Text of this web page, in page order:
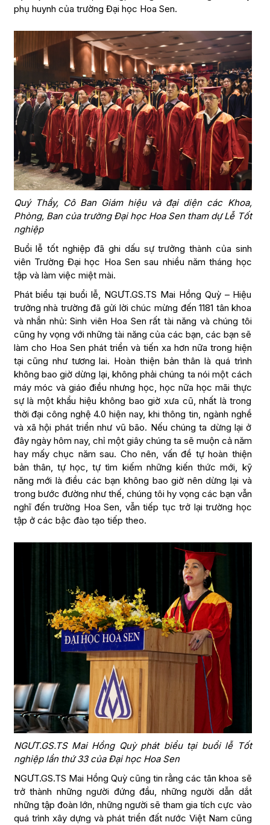
phụ huynh của trường Đại học Hoa Sen.
Quý Thầy, Cô Ban Giám hiệu và đại diện các Khoa,
Phòng, Ban của trường Đại học Hoa Sen tham dự Lễ Tốt
nghiệp
Buổi lễ tốt nghiệp đã ghi dấu sự trưởng thành của sinh
viên Trường Đại học Hoa Sen sau nhiều năm tháng học
tập và làm việc miệt mài.
Phát biểu tại buổi lễ, NGƯT.GS.TS Mai Hồng Quỳ – Hiệu
trưởng nhà trường đã gửi lời chúc mừng đến 1181 tân khoa
và nhắn nhủ: Sinh viên Hoa Sen rất tài năng và chúng tôi
cũng hy vọng với những tài năng của các bạn, các bạn sẽ
làm cho Hoa Sen phát triển và tiến xa hơn nữa trong hiện
tại cũng như tương lai. Hoàn thiện bản thân là quá trình
không bao giờ dừng lại, không phải chúng ta nói một cách
máy móc và giáo điều nhưng học, học nữa học mãi thực
sự là một khẩu hiệu không bao giờ xưa cũ, nhất là trong
thời đại công nghệ 4.0 hiện nay, khi thông tin, ngành nghề
và xã hội phát triển như vũ bão. Nếu chúng ta dừng lại ở
đây ngày hôm nay, chỉ một giây chúng ta sẽ muộn cả năm
hay mấy chục năm sau. Cho nên, vấn đề tự hoàn thiện
bản thân, tự học, tự tìm kiếm những kiến thức mới, kỹ
năng mới là điều các bạn không bao giờ nên dừng lại và
trong bước đường như thế, chúng tôi hy vọng các bạn vẫn
nghĩ đến trường Hoa Sen, vẫn tiếp tục trở lại trường học
tập ở các bậc đào tạo tiếp theo.
NGƯT.GS.TS Mai Hồng Quỳ phát biểu tại buổi lễ Tốt
nghiệp lần thứ 33 của Đại học Hoa Sen
NGƯT.GS.TS Mai Hồng Quỳ cũng tin rằng các tân khoa sẽ
trở thành những người đứng đầu, những người dẫn dắt
những tập đoàn lớn, những người sẽ tham gia tích cực vào
quá trình xây dựng và phát triển đất nước Việt Nam cũng